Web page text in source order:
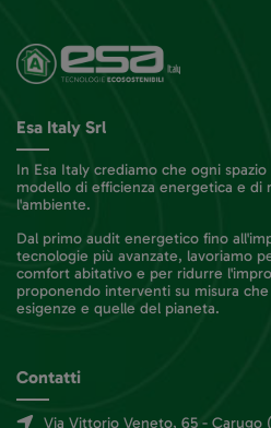
Esa Italy Srl
In Esa Italy crediamo che ogni
modello di efficienza energetica e di
l'ambiente.
Dal primo audit energetico fino
tecnologie più avanzate, lavoriamo
comfort abitativo e per ridurre
proponendo interventi su misura
esigenze e quelle del pianeta.
Contatti
Via Vittorio Veneto, 65 - Carugo